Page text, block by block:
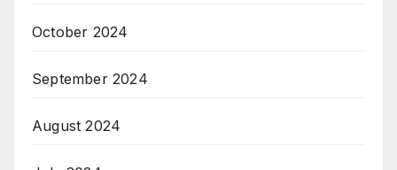
October 2024
September 2024
August 2024